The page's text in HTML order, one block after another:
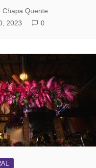
Chapa Quente
2023
0